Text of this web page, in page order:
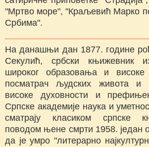
"Мртво море", "Краљевић Марко
Србима".
На данашњи дан 1877. године
Секулић, србски књижевник
широког образовања и високе
посматрач људских живота и
високе духовности и
Српске академије наука и
сматрају класиком српске
поводом њене смрти 1958. један
да је умро "литерарно